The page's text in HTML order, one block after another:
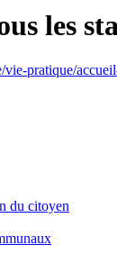
les
pratique/
du citoyen